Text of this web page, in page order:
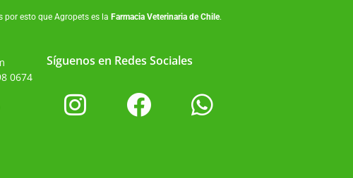
por esto que Agropets es la Farmacia Veterinaria de Chile.
0674
Síguenos en Redes Sociales